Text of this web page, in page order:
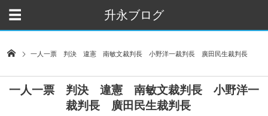
升永ブログ
一人一票 判決 違憲 南敏文裁判長 小野洋一裁判長 廣田民生裁判長
一人一票 判決 違憲 南敏文裁判長 小野洋一
裁判長 廣田民生裁判長